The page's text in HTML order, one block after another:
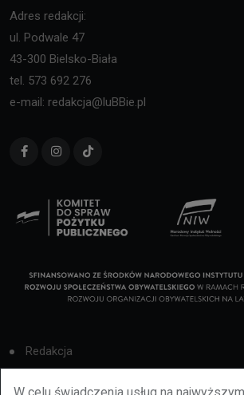
Adres redakcji:
ul. Podwale 47
43-300 Bielsko-Biała
tel. 573 692 276
e-mail: redakcja@luBBie.pl
Redakcja
Cookies